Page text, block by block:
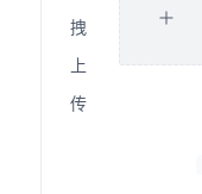
拽
上
传